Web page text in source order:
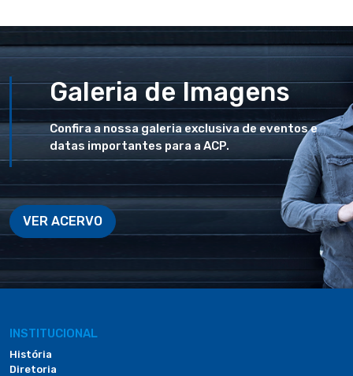
Galeria de Imagens
Confira a nossa galeria exclusiva de eventos e
datas importantes para a ACP.
VER ACERVO
INSTITUCIONAL
História
Diretoria